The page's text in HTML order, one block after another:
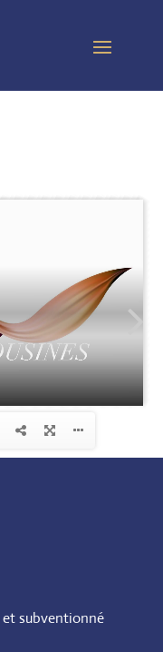
et subventionné